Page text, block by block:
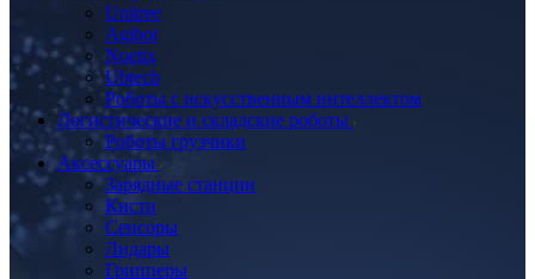
Unitree
Agibot
Noetix
Ubtech
Роботы с искусственным интеллектом
Логистические и складские роботы
Роботы грузчики
Аксессуары
Зарядные станции
Кисти
Сенсоры
Лидары
Грипперы